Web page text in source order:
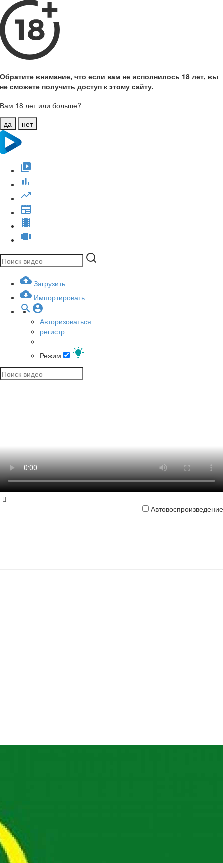
Обратите внимание, что если вам не исполнилось 18 лет, вы
не сможете получить доступ к этому сайту.
Вам 18 лет или больше?
да
нет
Загрузить
Импортировать
Авторизоваться
регистр
Режим
Автовоспроизведение